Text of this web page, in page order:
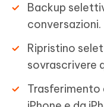
Backup
conversazioni.
Ripristino
sovrascrivere
Trasferimento